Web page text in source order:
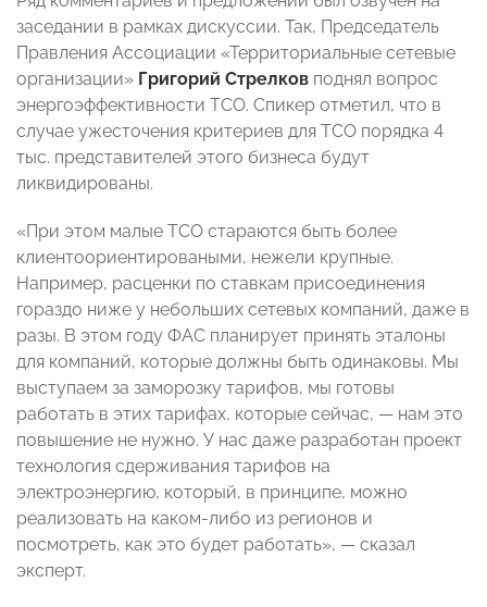
заседании в рамках дискуссии. Так, Председатель
Правления Ассоциации «Территориальные сетевые
организации» Григорий Стрелков поднял вопрос
энергоэффективности ТСО. Спикер отметил, что в
случае ужесточения критериев для ТСО порядка 4
тыс. представителей этого бизнеса будут
ликвидированы.
«При этом малые ТСО стараются быть более
клиентоориентироваными, нежели крупные.
Например, расценки по ставкам присоединения
гораздо ниже у небольших сетевых компаний, даже в
разы. В этом году ФАС планирует принять эталоны
для компаний, которые должны быть одинаковы. Мы
выступаем за заморозку тарифов, мы готовы
работать в этих тарифах, которые сейчас, — нам это
повышение не нужно. У нас даже разработан проект
технология сдерживания тарифов на
электроэнергию, который, в принципе, можно
реализовать на каком-либо из регионов и
посмотреть, как это будет работать», — сказал
эксперт.